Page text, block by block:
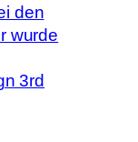
den
wurde
3rd